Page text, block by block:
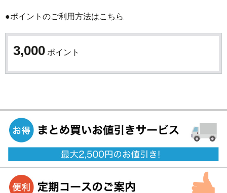
●ポイントのご利用方法はこちら
3,000 ポイント